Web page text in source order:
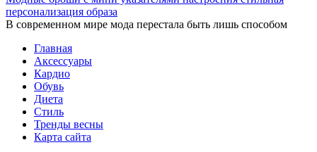
персонализация образа
В современном мире мода перестала быть лишь способом
Главная
Аксессуары
Кардио
Обувь
Диета
Стиль
Тренды весны
Карта сайта